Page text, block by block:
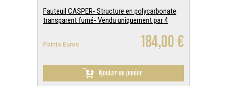
Fauteuil CASPER- Structure en polycarbonate
transparent fumé- Vendu uniquement par 4
Points Euros
:
184,00 €
Ajouter au panier